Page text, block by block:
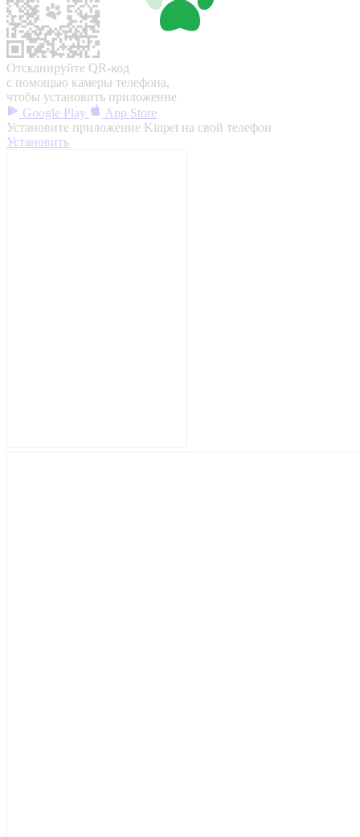
Отсканируйте QR-код
с помощью камеры телефона,
чтобы установить приложение
Google Play
App Store
Установите приложение Kinpet на свой телефон
Установить